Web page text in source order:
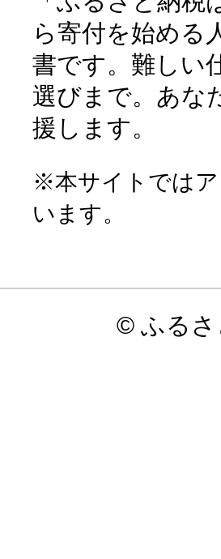
ら寄付を始める
書です。難しい
選びまで。あな
援します。
※本サイトでは
います。
© ふるさ